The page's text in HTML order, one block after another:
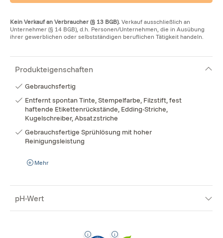
Kein Verkauf an Verbraucher (§ 13 BGB). Verkauf ausschließlich an
Unternehmer (§ 14 BGB), d.h. Personen/Unternehmen, die in Ausübung
ihrer gewerblichen oder selbstständigen beruflichen Tätigkeit handeln.
Produkteigenschaften
Gebrauchsfertig
Entfernt spontan Tinte, Stempelfarbe, Filzstift, fest
haftende Etikettenrückstände, Edding-Striche,
Kugelschreiber, Absatzstriche
Gebrauchsfertige Sprühlösung mit hoher
Reinigungsleistung
Mehr
pH-Wert